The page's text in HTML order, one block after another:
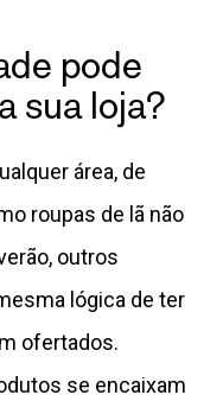
pode
sua loja?
área, de
roupas de lã não
outros
lógica de ter
ofertados.
se encaixam